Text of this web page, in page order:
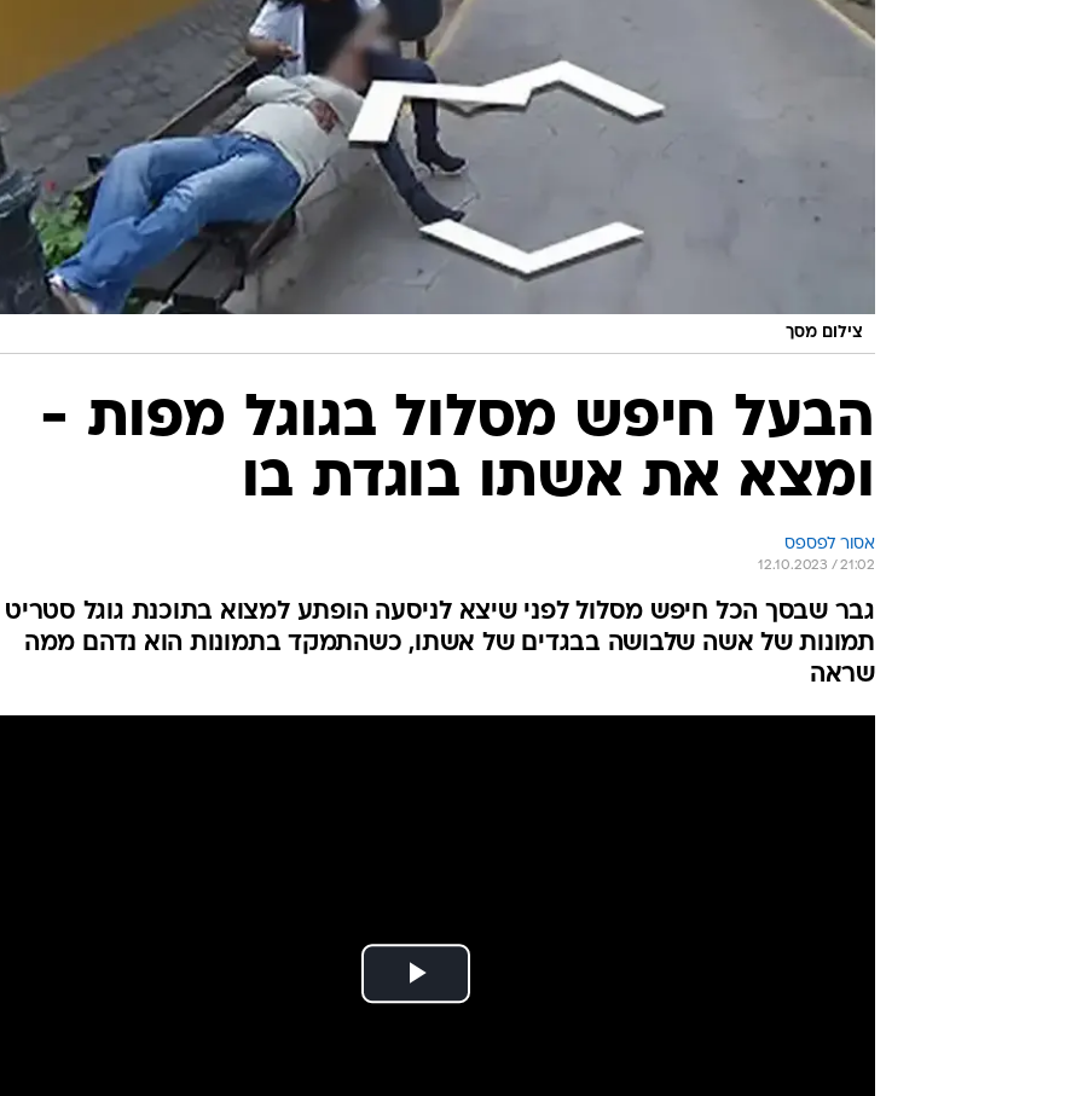
צילום מסך
הבעל חיפש מסלול בגוגל מפות -
ומצא את אשתו בוגדת בו
אסור לפספס
12.10.2023 / 21:02
גבר שבסך הכל חיפש מסלול לפני שיצא לניסעה הופתע למצוא בתוכנת גוגל סטריט
תמונות של אשה שלבושה בבגדים של אשתו, כשהתמקד בתמונות הוא נדהם ממה
שראה